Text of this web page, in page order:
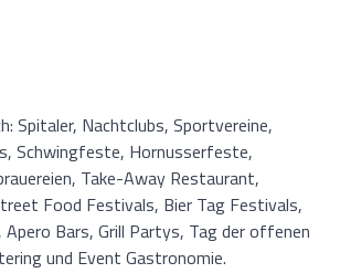
Spitaler, Nachtclubs, Sportvereine,
Schwingfeste, Hornusserfeste,
Take-Away Restaurant,
Food Festivals, Bier Tag Festivals,
Bars, Grill Partys, Tag der offenen
und Event Gastronomie.